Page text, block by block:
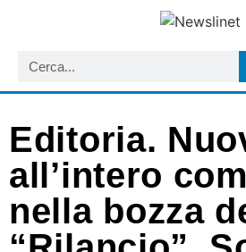
Editoria.
all’intero
nella bozza